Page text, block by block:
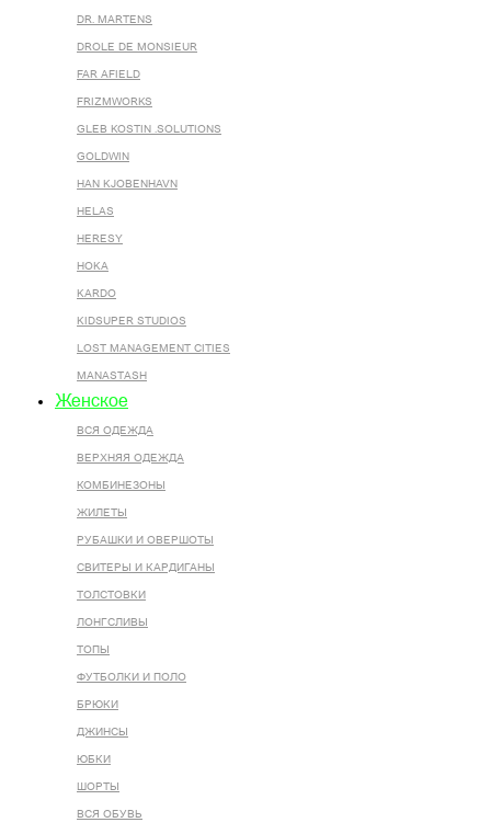
DR. MARTENS
DROLE DE MONSIEUR
FAR AFIELD
FRIZMWORKS
GLEB KOSTIN .SOLUTIONS
GOLDWIN
HAN KJOBENHAVN
HELAS
HERESY
HOKA
KARDO
KIDSUPER STUDIOS
LOST MANAGEMENT CITIES
MANASTASH
Женское
ВСЯ ОДЕЖДА
ВЕРХНЯЯ ОДЕЖДА
КОМБИНЕЗОНЫ
ЖИЛЕТЫ
РУБАШКИ И ОВЕРШОТЫ
СВИТЕРЫ И КАРДИГАНЫ
ТОЛСТОВКИ
ЛОНГСЛИВЫ
ТОПЫ
ФУТБОЛКИ И ПОЛО
БРЮКИ
ДЖИНСЫ
ЮБКИ
ШОРТЫ
ВСЯ ОБУВЬ